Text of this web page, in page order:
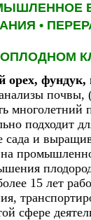
•
орех, фундук,
почвы,
подходит
сада и
на
15 лет
сфере